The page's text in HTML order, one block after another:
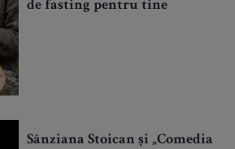
de fasting pentru tine
Sânziana Stoican și „Comedia